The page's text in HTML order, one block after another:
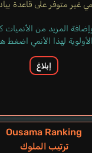
غير متوفر على قاعدة
المزيد من
الأولوية لهذا الأنمي اضغط
إبلاغ
Ousama Ranking
ترتيب الملوك